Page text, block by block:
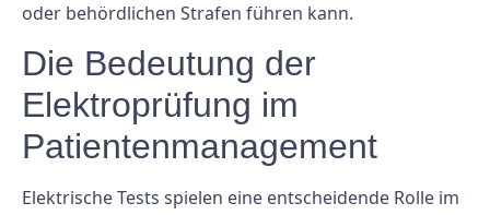
oder behördlichen Strafen führen kann.
Die Bedeutung der
Elektroprüfung im
Patientenmanagement
Elektrische Tests spielen eine entscheidende Rolle im